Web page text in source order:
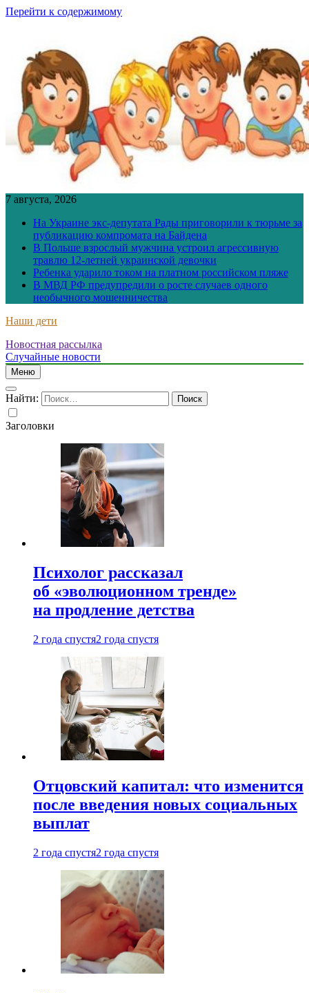
Перейти к содержимому
7 августа, 2026
На Украине экс-депутата Рады приговорили к тюрьме за
публикацию компромата на Байдена
В Польше взрослый мужчина устроил агрессивную
травлю 12-летней украинской девочки
Ребенка ударило током на платном российском пляже
В МВД РФ предупредили о росте случаев одного
необычного мошенничества
Наши дети
Новостная рассылка
Случайные новости
Меню
Найти:
Заголовки
Психолог рассказал
об «эволюционном тренде»
на продление детства
2 года спустя2 года спустя
Отцовский капитал: что изменится
после введения новых социальных
выплат
2 года спустя2 года спустя